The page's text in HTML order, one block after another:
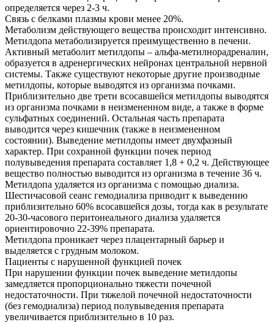
определяется через 2-3 ч.
Связь с белками плазмы крови менее 20%.
Метаболизм действующего вещества происходит интенсивно.
Метилдопа метаболизируется преимущественно в печени.
Активный метаболит метилдопы – альфа-метилнорадреналин,
образуется в адренергических нейронах центральной нервной
системы. Также существуют некоторые другие производные
метилдопы, которые выводятся из организма почками.
Приблизительно две трети всосавшейся метилдопы выводятся
из организма почками в неизмененном виде, а также в форме
сульфатных соединений. Остальная часть препарата
выводится через кишечник (также в неизмененном
состоянии). Выведение метилдопы имеет двухфазный
характер. При сохранной функции почек период
полувыведения препарата составляет 1,8 + 0,2 ч. Действующее
вещество полностью выводится из организма в течение 36 ч.
Метилдопа удаляется из организма с помощью диализа.
Шестичасовой сеанс гемодиализа приводит к выведению
приблизительно 60% всосавшейся дозы, тогда как в результате
20-30-часового перитонеального диализа удаляется
ориентировочно 22-39% препарата.
Метилдопа проникает через плацентарный барьер и
выделяется с грудным молоком.
Пациенты с нарушенной функцией почек
При нарушении функции почек выведение метилдопы
замедляется пропорционально тяжести почечной
недостаточности. При тяжелой почечной недостаточности
(без гемодиализа) период полувыведения препарата
увеличивается приблизительно в 10 раз.